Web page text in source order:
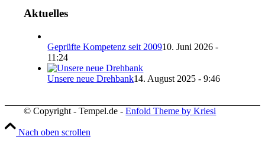
Aktuelles
Geprüfte Kompetenz seit 200910. Juni 2026 -
11:24
Unsere neue Drehbank14. August 2025 - 9:46
© Copyright - Tempel.de -Enfold Theme by Kriesi
Nach oben scrollen